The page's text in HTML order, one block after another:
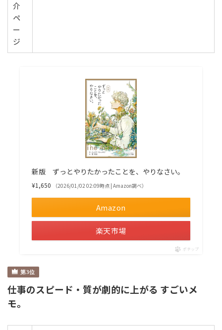
介
ペ
ー
ジ
新版 ずっとやりたかったことを、やりなさい。
¥1,650 （2026/01/02 02:09時点 | Amazon調べ）
Amazon
楽天市場
ポチップ
仕事のスピード・質が劇的に上がる すごいメ
モ。